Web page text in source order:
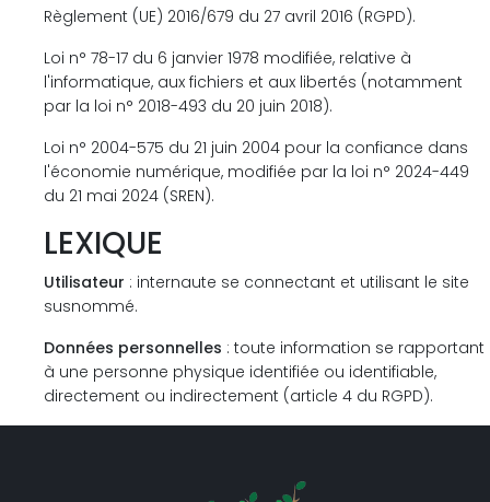
Règlement (UE) 2016/679 du 27 avril 2016 (RGPD).
Loi n° 78-17 du 6 janvier 1978 modifiée, relative à
l'informatique, aux fichiers et aux libertés (notamment
par la loi n° 2018-493 du 20 juin 2018).
Loi n° 2004-575 du 21 juin 2004 pour la confiance dans
l'économie numérique, modifiée par la loi n° 2024-449
du 21 mai 2024 (SREN).
LEXIQUE
Utilisateur : internaute se connectant et utilisant le site
susnommé.
Données personnelles : toute information se rapportant
à une personne physique identifiée ou identifiable,
directement ou indirectement (article 4 du RGPD).